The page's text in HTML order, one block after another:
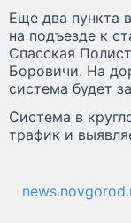
Еще два пункта
на подъезде к
Спасская
Боровичи. На
система будет
Система в
трафик и